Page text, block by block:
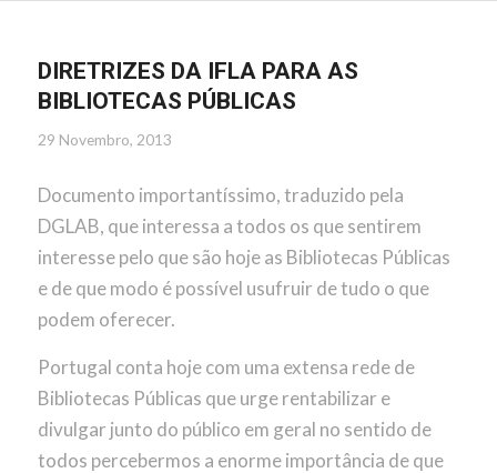
DIRETRIZES DA IFLA PARA AS
BIBLIOTECAS PÚBLICAS
29 Novembro, 2013
Documento importantíssimo, traduzido pela
DGLAB, que interessa a todos os que sentirem
interesse pelo que são hoje as Bibliotecas Públicas
e de que modo é possível usufruir de tudo o que
podem oferecer.
Portugal conta hoje com uma extensa rede de
Bibliotecas Públicas que urge rentabilizar e
divulgar junto do público em geral no sentido de
todos percebermos a enorme importância de que